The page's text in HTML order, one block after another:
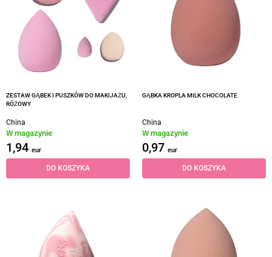
ZESTAW GĄBEK I PUSZKÓW DO MAKIJAŻU,
RÓŻOWY
China
W magazynie
1,94 eur
DO KOSZYKA
GĄBKA KROPLA MILK CHOCOLATE
China
W magazynie
0,97 eur
DO KOSZYKA